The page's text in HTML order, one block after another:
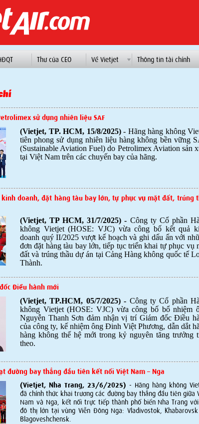
Thư của CEO Về Vietjet Thông tin tài chính
sử dụng nhiên liệu SAF
(Vietjet, TP. HCM, 15/8/2025)- Hãng hàng không
tiên phong sử dụng nhiên liệu hàng không bền vững
(Sustainable Aviation Fuel) do Petrolimex Aviation sản
tại Việt Nam trên các chuyến bay của hãng.
doanh, đặt hàng tàu bay lớn, tự phục vụ mặt đất, trúng
(Vietjet, TP HCM, 31/7/2025) - Công ty Cổ phần
không Vietjet (HOSE: VJC) vừa công bố kết quả
doanh quý II/2025 vượt kế hoạch và ghi dấu ấn với
đơn đặt hàng tàu bay lớn, tiếp tục triển khai tự phục vụ
đất và trúng thầu dự án tại Cảng Hàng không quốc tế
Thành.
Điều hành mới
(Vietjet, TP.HCM, 05/7/2025) - Công ty Cổ phần
không Vietjet (HOSE: VJC) vừa công bố bổ nhiệm
Nguyễn Thanh Sơn đảm nhận vị trí Giám đốc Điều
của công ty, kế nhiệm ông Đinh Việt Phương, dẫn dắt
hàng không thế hệ mới trong kỷ nguyên tăng trưởng
theo.
đường bay thẳng đầu tiên kết nối Việt Nam – Nga
(Vietjet, Nha Trang, 23/6/2025) - Hãng hàng không
đã chính thức khai trương các đường bay thẳng đầu tiên giữa
Nam và Nga, kết nối trực tiếp thành phố biển Nha Trang
đô thị lớn tại vùng Viễn Đông Nga: Vladivostok,
Blagoveshchensk.